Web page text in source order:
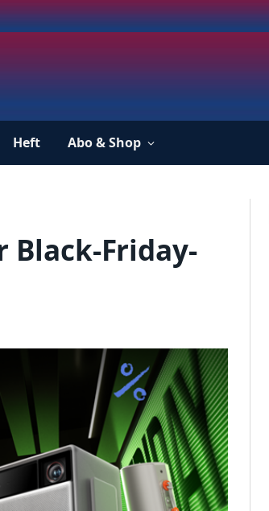
Heft Abo & Shop
Black-Friday-